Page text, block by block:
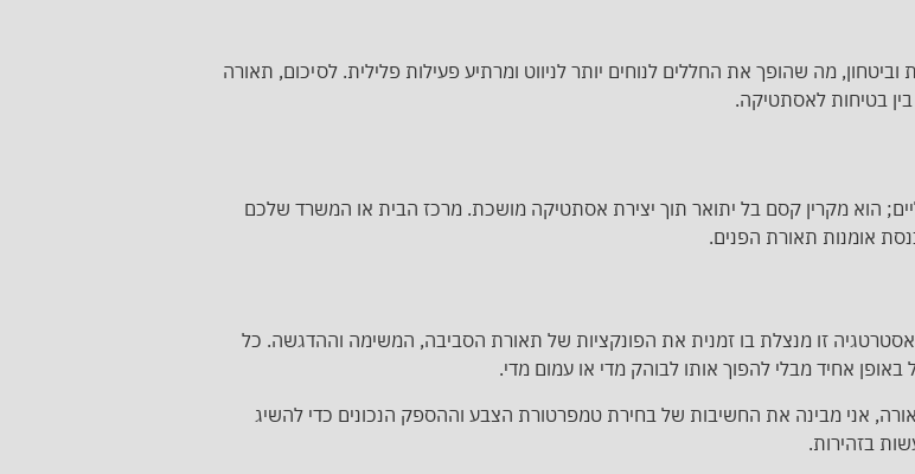
מה שהופך את החללים לנוחים יותר לניווט ומרתיע פעילות פלילית. לסיכום, תאורה
בין בטיחות לאסתטיקה.
הוא מקרין קסם בל יתואר תוך יצירת אסתטיקה מושכת. מרכז הבית או המשרד שלכם
אומנות תאורת הפנים.
זו מנצלת בו זמנית את הפונקציות של תאורת הסביבה, המשימה וההדגשה. כל
אחיד מבלי להפוך אותו לבוהק מדי או עמום מדי.
אני מבינה את החשיבות של בחירת טמפרטורת הצבע וההספק הנכונים כדי להשיג
בזהירות.